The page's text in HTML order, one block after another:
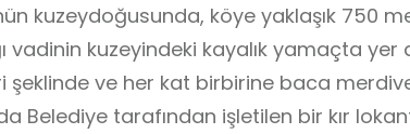
kuzeydoğusunda, köye yaklaşık 750
vadinin kuzeyindeki kayalık yamaçta
şeklinde ve her kat birbirine baca
Belediye tarafından işletilen bir kır